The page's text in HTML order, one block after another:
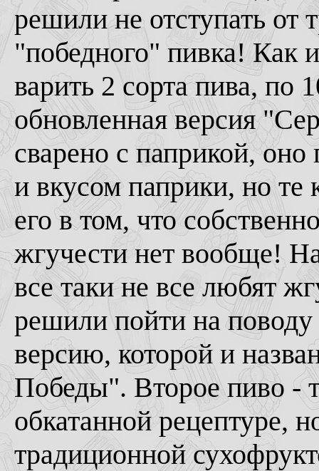
решили не отступать от
"победного" пивка! Как
варить 2 сорта пива,
обновленная версия
сварено с паприкой,
и вкусом паприки, но те
его в том, что
жгучести нет вообще!
все таки не все любят
решили пойти на
версию, которой и
Победы". Второе пиво -
обкатанной рецептуре,
традиционной